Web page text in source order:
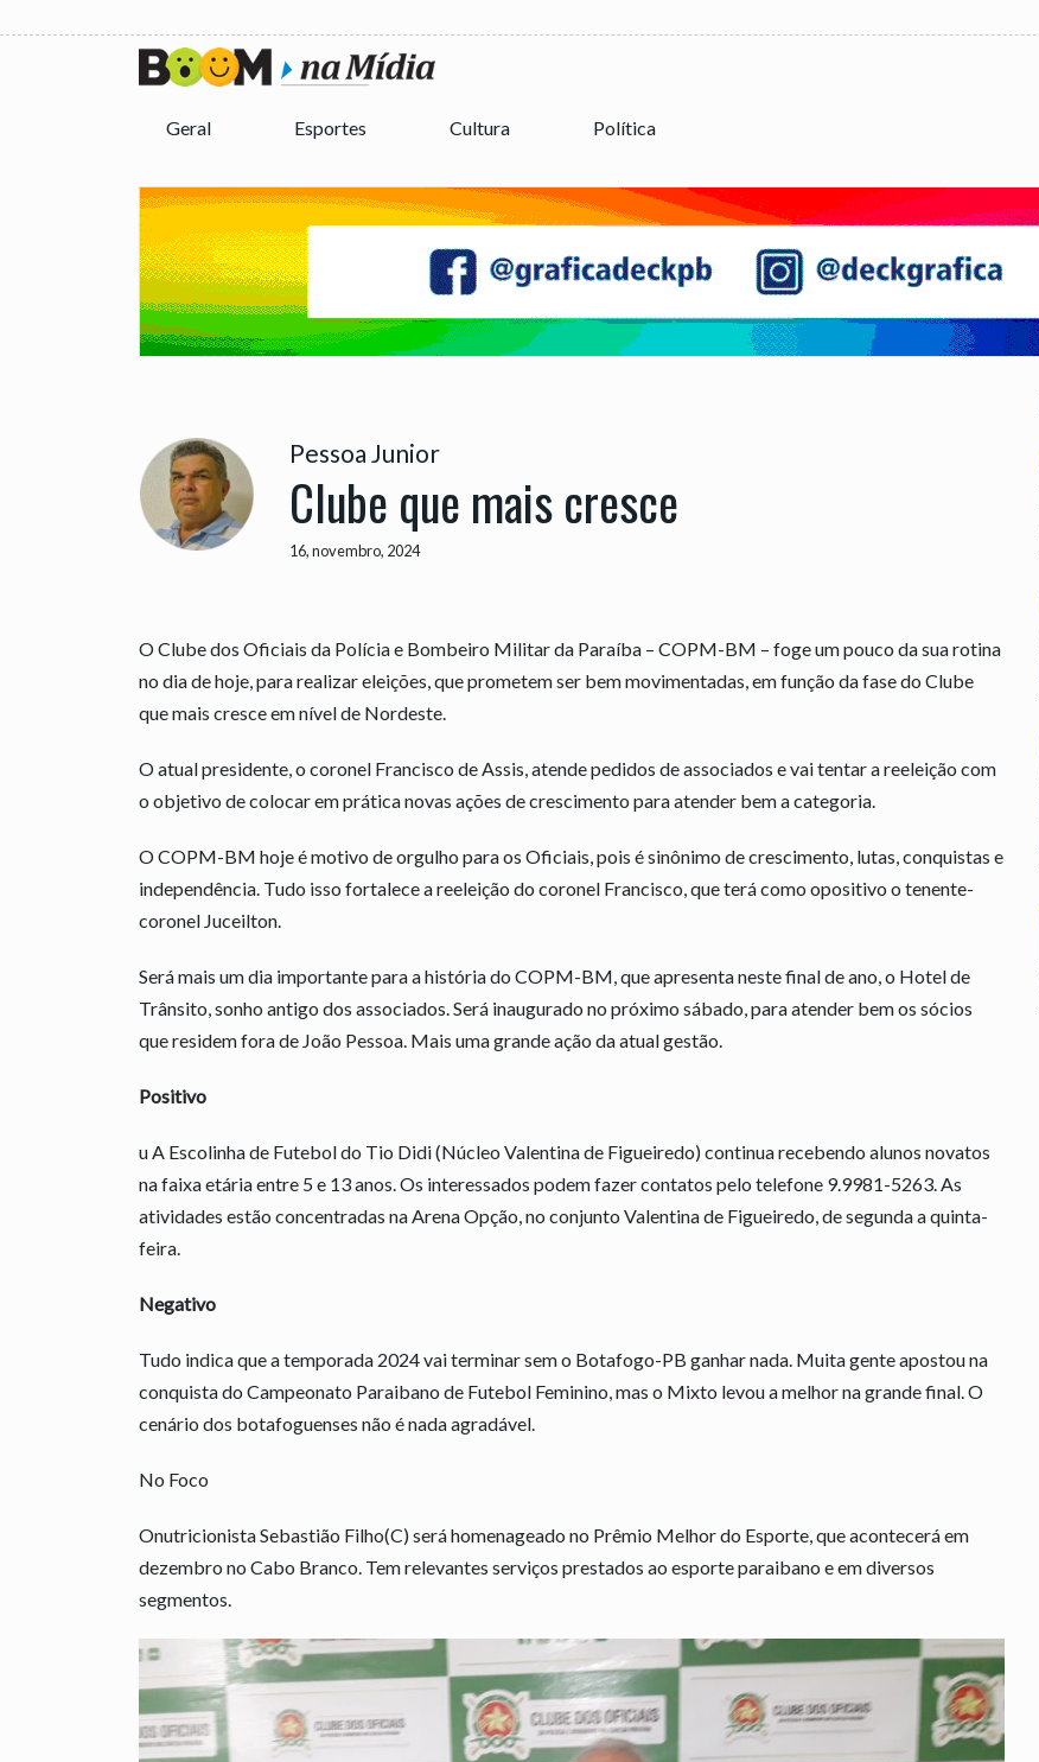
Geral Esportes Cultura Política
Pessoa Junior
Clube que mais cresce
16, novembro, 2024
O Clube dos Oficiais da Polícia e Bombeiro Militar da Paraíba – COPM-BM – foge um pouco da sua rotina
no dia de hoje, para realizar eleições, que prometem ser bem movimentadas, em função da fase do Clube
que mais cresce em nível de Nordeste.
O atual presidente, o coronel Francisco de Assis, atende pedidos de associados e vai tentar a reeleição com
o objetivo de colocar em prática novas ações de crescimento para atender bem a categoria.
O COPM-BM hoje é motivo de orgulho para os Oficiais, pois é sinônimo de crescimento, lutas, conquistas e
independência. Tudo isso fortalece a reeleição do coronel Francisco, que terá como opositivo o tenente-
coronel Juceilton.
Será mais um dia importante para a história do COPM-BM, que apresenta neste final de ano, o Hotel de
Trânsito, sonho antigo dos associados. Será inaugurado no próximo sábado, para atender bem os sócios
que residem fora de João Pessoa. Mais uma grande ação da atual gestão.
Positivo
u A Escolinha de Futebol do Tio Didi (Núcleo Valentina de Figueiredo) continua recebendo alunos novatos
na faixa etária entre 5 e 13 anos. Os interessados podem fazer contatos pelo telefone 9.9981-5263. As
atividades estão concentradas na Arena Opção, no conjunto Valentina de Figueiredo, de segunda a quinta-
feira.
Negativo
Tudo indica que a temporada 2024 vai terminar sem o Botafogo-PB ganhar nada. Muita gente apostou na
conquista do Campeonato Paraibano de Futebol Feminino, mas o Mixto levou a melhor na grande final. O
cenário dos botafoguenses não é nada agradável.
No Foco
Onutricionista Sebastião Filho(C) será homenageado no Prêmio Melhor do Esporte, que acontecerá em
dezembro no Cabo Branco. Tem relevantes serviços prestados ao esporte paraibano e em diversos
segmentos.